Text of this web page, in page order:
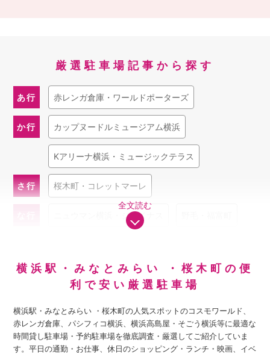
全文読む
厳選駐車場記事から探す
あ行 赤レンガ倉庫・ワールドポーターズ
か行 カップヌードルミュージアム横浜
Kアリーナ横浜・ミュージックテラス
さ行 桜木町・コレットマーレ
ニュウマン横浜・ジョイナス
ま行 みなとみらい・コスモワールド
横浜駅西口・横浜高島屋
横浜駅・みなとみらい ・桜木町の便
利で安い厳選駐車場
横浜駅・みなとみらい ・桜木町の人気スポットのコスモワールド、
赤レンガ倉庫、パシフィコ横浜、横浜高島屋・そごう横浜等に最適な
時間貸し駐車場・予約駐車場を徹底調査・厳選してご紹介していま
す。平日の通勤・お仕事、休日のショッピング・ランチ・映画、イベ